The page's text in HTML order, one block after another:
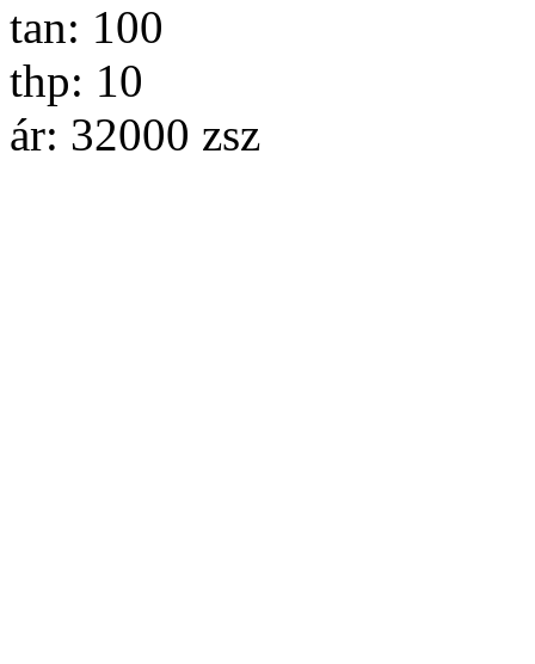
tan: 100
thp: 10
ár: 32000 zsz